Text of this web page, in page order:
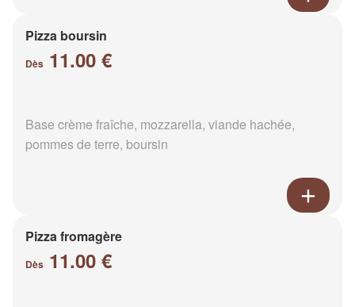
Pizza boursin
Dès 11.00 €
Base crème fraîche, mozzarella, viande hachée,
pommes de terre, boursin
Pizza fromagère
Dès 11.00 €